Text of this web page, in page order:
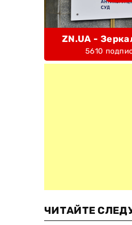
ZN.UA -
5610
ЧИТАЙТЕ